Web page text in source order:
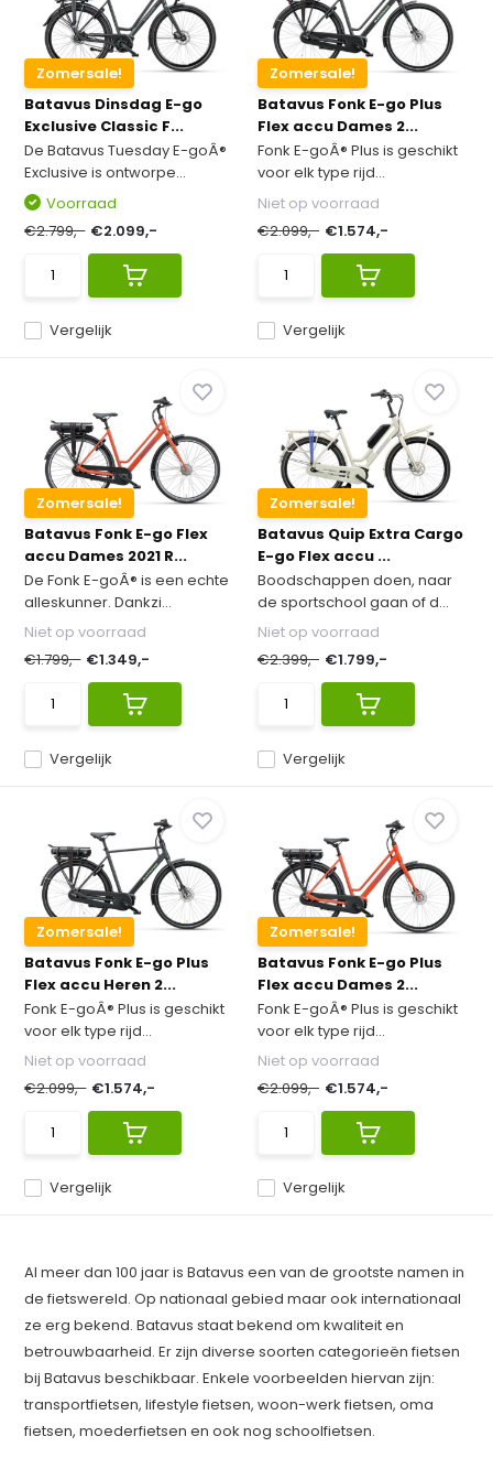
Zomersale!
Batavus Dinsdag E-go
Exclusive Classic F...
De Batavus Tuesday E-goÂ®
Exclusive is ontworpe...
Vergelijk
Voorraad
€2.799,- €2.099,-
Zomersale!
Batavus Fonk E-go Plus
Flex accu Dames 2...
Fonk E-goÂ® Plus is geschikt
voor elk type rijd...
Vergelijk
Niet op voorraad
€2.099,- €1.574,-
Zomersale!
Batavus Fonk E-go Flex
accu Dames 2021 R...
De Fonk E-goÂ® is een echte
alleskunner. Dankzi...
Vergelijk
Niet op voorraad
€1.799,- €1.349,-
Zomersale!
Batavus Quip Extra Cargo
E-go Flex accu ...
Boodschappen doen, naar
de sportschool gaan of d...
Vergelijk
Niet op voorraad
€2.399,- €1.799,-
Zomersale!
Batavus Fonk E-go Plus
Flex accu Heren 2...
Fonk E-goÂ® Plus is geschikt
voor elk type rijd...
Vergelijk
Niet op voorraad
€2.099,- €1.574,-
Zomersale!
Batavus Fonk E-go Plus
Flex accu Dames 2...
Fonk E-goÂ® Plus is geschikt
voor elk type rijd...
Vergelijk
Niet op voorraad
€2.099,- €1.574,-
Al meer dan 100 jaar is Batavus een van de grootste namen in
de fietswereld. Op nationaal gebied maar ook internationaal
ze erg bekend. Batavus staat bekend om kwaliteit en
betrouwbaarheid. Er zijn diverse soorten categorieën fietsen
bij Batavus beschikbaar. Enkele voorbeelden hiervan zijn:
transportfietsen, lifestyle fietsen, woon-werk fietsen, oma
fietsen, moederfietsen en ook nog schoolfietsen.